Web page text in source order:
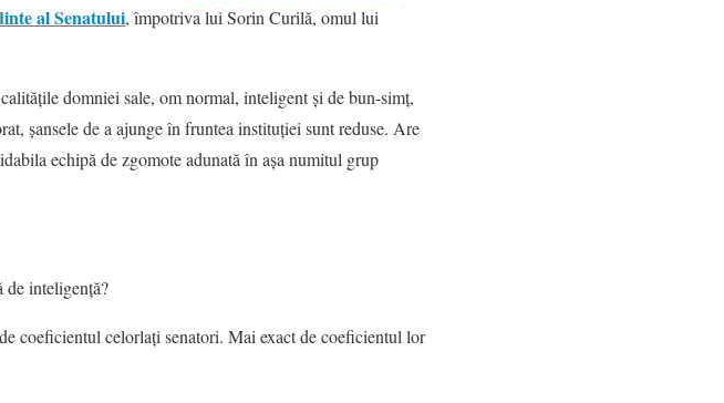
al Senatului, împotriva lui Sorin Curilă, omul lui
domniei sale, om normal, inteligent şi de bun-simţ,
şansele de a ajunge în fruntea instituţiei sunt reduse. Are
echipă de zgomote adunată în aşa numitul grup
de inteligenţă?
coeficientul celorlaţi senatori. Mai exact de coeficientul lor